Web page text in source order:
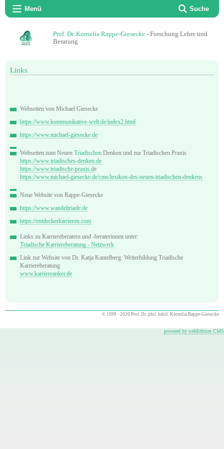
Menü Suche
Prof. Dr. Kornelia Rappe-Giesecke - Forschung Lehre und
Beratung
Links
Webseiten von Michael Giesecke
https://www.kommunikative-welt.de/index2.html
https://www.michael-giesecke.de
Webseiten zum Neuen Triadischen Denken und zur Triadischen Praxis
https://www.triadisches-denken.de
https://www.triadische-praxis.de
https://www.michael-giesecke.de/cms/lexikon-des-neuen-triadischen-denkens
Neue Website von Rappe-Giesecke
https://www.wandeltriade.de
https://entdeckerkarrieren.com
Links zu Karriereberatern und -beraterinnen unter:
Triadische Karriereberatung - Netzwerk
Link zur Website von Dr. Katja Kantelberg: Weiterbildung Triadische
Karriereberatung
www.karriereanker.de
© 1999 - 2026 Prof. Dr. phil. habil. Kornelia Rappe-Giesecke
powered by webEdition CMS